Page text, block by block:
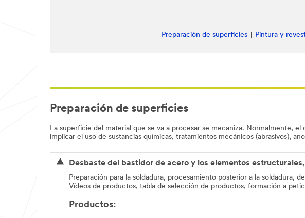
Preparación de superficies Pintura y
Preparación de superficies
La superficie del material que se va a procesar se mecaniza. Normalmente,
implicar el uso de sustancias químicas, tratamientos mecánicos (abrasivos),
Desbaste del bastidor de acero y los elementos
Preparación para la soldadura, procesamiento posterior a la soldadura,
Vídeos de productos, tabla de selección de productos, formación a
Productos: